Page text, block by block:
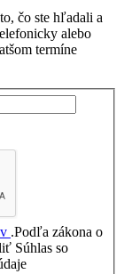
čo ste hľadali a
alebo
termíne
.Podľa zákona o
Súhlas so